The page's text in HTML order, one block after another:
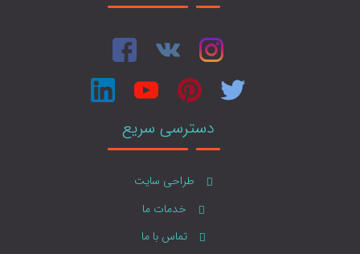
دسترسی سریع
طراحی سایت
خدمات ما
تماس با ما